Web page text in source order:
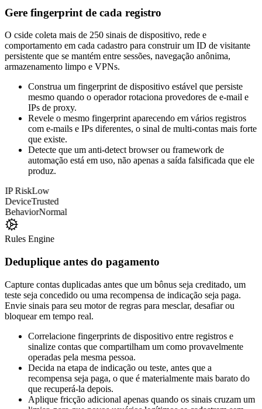
Gere fingerprint de cada registro
O cside coleta mais de 250 sinais de dispositivo, rede e
comportamento em cada cadastro para construir um ID de visitante
persistente que se mantém entre sessões, navegação anônima,
armazenamento limpo e VPNs.
Construa um fingerprint de dispositivo estável que persiste
mesmo quando o operador rotaciona provedores de e-mail e
IPs de proxy.
Revele o mesmo fingerprint aparecendo em vários registros
com e-mails e IPs diferentes, o sinal de multi-contas mais forte
que existe.
produz.
Rules Engine
Deduplique antes do pagamento
Capture contas duplicadas antes que um bônus seja creditado, um
teste seja concedido ou uma recompensa de indicação seja paga.
Envie sinais para seu motor de regras para mesclar, desafiar ou
bloquear em tempo real.
Correlacione fingerprints de dispositivo entre registros e